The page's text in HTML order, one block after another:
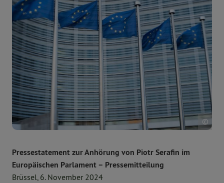
Pressestatement zur Anhörung von Piotr Serafin im
Europäischen Parlament – Pressemitteilung
Brüssel, 6. November 2024